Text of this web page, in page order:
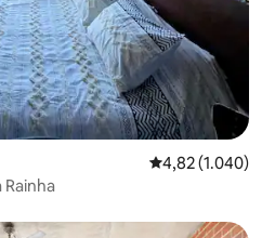
4,82 de uma
4,82 (1.040)